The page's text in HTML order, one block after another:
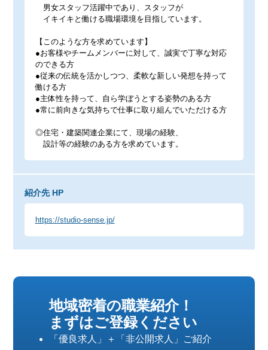
男女スタッフ活躍中であり、スタッフが
イキイキと働ける職場環境を目指しています。
【このような方を求めています】
●お客様やチームメンバーに対して、誠実で丁寧な対応
のできる方
●従来の伝統を活かしつつ、柔軟な新しい発想を持って
働ける方
●主体性を持って、自ら学ぼうとする姿勢のある方
●常に前向きな気持ちで仕事に取り組んでいただける方
◎住宅・建築関連企業にて、現場の経験、
設計等の経験のある方を求めています。
紹介先 HP
https://studio-sense.jp/
地域密着の職業紹介！
まずはご登録ください
「優良求人」＋「非公開求人」ご紹介